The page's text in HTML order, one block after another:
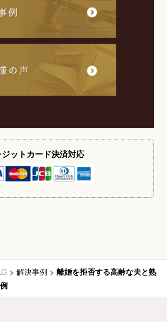
ットカード決済対応
> 解決事例 > 離婚を拒否する高齢な夫と熟